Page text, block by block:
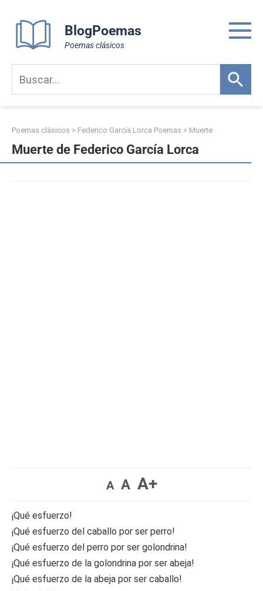
content
BlogPoemas
Poemas clásicos
Poemas clásicos > Federico García Lorca Poemas > Muerte
Muerte de Federico García Lorca
A A A+
¡Qué esfuerzo!
¡Qué esfuerzo del caballo por ser perro!
¡Qué esfuerzo del perro por ser golondrina!
¡Qué esfuerzo de la golondrina por ser abeja!
¡Qué esfuerzo de la abeja por ser caballo!